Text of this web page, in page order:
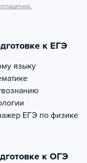
к ЕГЭ
языку
ЕГЭ по физике
к ОГЭ